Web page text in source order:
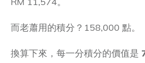
個篩選指標
指標一：品牌是否適用？
而老蕭用的積分？158,000 點。
換算下來，每一分積分的價值是